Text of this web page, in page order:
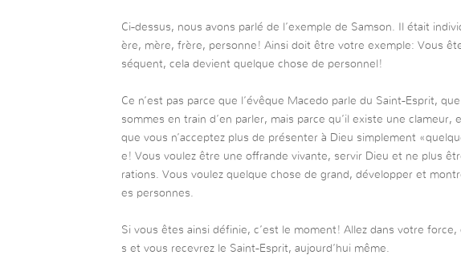
Ci-dessus, nous avons parlé de l’exemple de Samson. Il était
ère, mère, frère, personne! Ainsi doit être votre exemple: Vous
séquent, cela devient quelque chose de personnel!
Ce n’est pas parce que l’évêque Macedo parle du Saint-Esprit,
sommes en train d’en parler, mais parce qu’il existe une clameur,
que vous n’acceptez plus de présenter à Dieu simplement
e! Vous voulez être une offrande vivante, servir Dieu et ne plus
rations. Vous voulez quelque chose de grand, développer et
es personnes.
Si vous êtes ainsi définie, c’est le moment! Allez dans votre force,
s et vous recevrez le Saint-Esprit, aujourd’hui même.